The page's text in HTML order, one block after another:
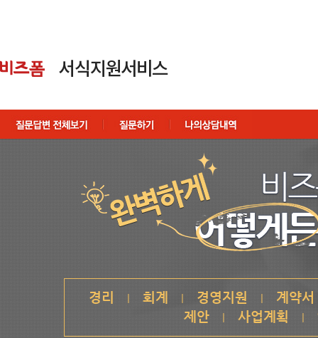
경리 | 회계 | 경영지원 |
계약서
제안
| 사업계획 |